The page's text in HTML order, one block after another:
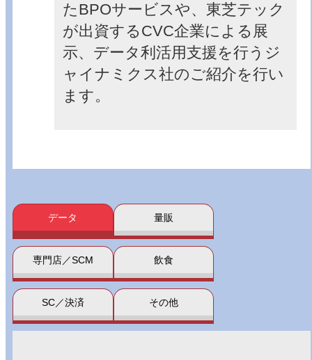
たBPOサービスや、東芝テック
が出資するCVC企業による展
示、データ利活用支援を行うジ
ャイナミクス社のご紹介を行い
ます。
データ 量販
専門店／SCM 飲食
SC／決済 その他